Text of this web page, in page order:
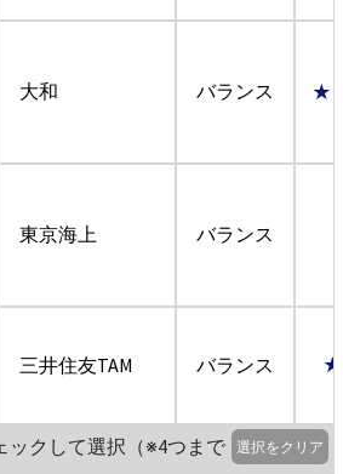
大和 バランス
東京海上 バランス
三井住友TAM バランス
ックして選択（※4つまで
選択をクリア